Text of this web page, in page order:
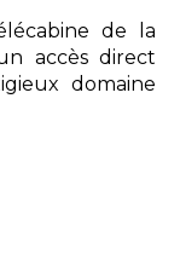
de la
accès direct
domaine